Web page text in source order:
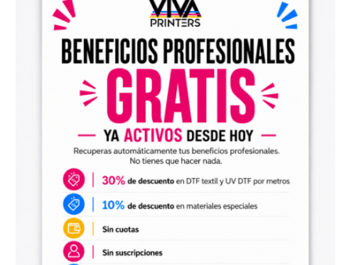
adequada.
4. Rapidez na Entrega: Dispomos de 4
máquinas de grande formato DTF e UV DTF, o
que nos permite processar e enviar pedidos de
até 30 metros no mesmo dia, se recebidos
antes das 12:00.
5. Opções de Envio:
Envio Prioritário:Com a opção “Priorizar
meu pedido”, você pode garantir que seu
pedido saia no mesmo dia em que é feito.